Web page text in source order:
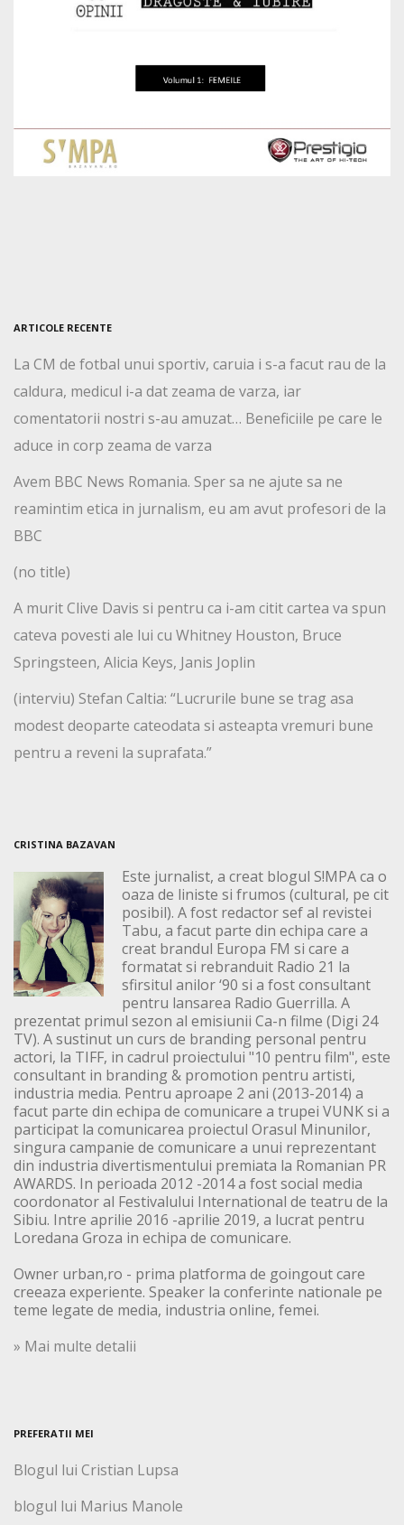
ARTICOLE RECENTE
La CM de fotbal unui sportiv, caruia i s-a facut rau de la
caldura, medicul i-a dat zeama de varza, iar
comentatorii nostri s-au amuzat… Beneficiile pe care le
aduce in corp zeama de varza
Avem BBC News Romania. Sper sa ne ajute sa ne
reamintim etica in jurnalism, eu am avut profesori de la
BBC
(no title)
A murit Clive Davis si pentru ca i-am citit cartea va spun
cateva povesti ale lui cu Whitney Houston, Bruce
Springsteen, Alicia Keys, Janis Joplin
(interviu) Stefan Caltia: “Lucrurile bune se trag asa
modest deoparte cateodata si asteapta vremuri bune
pentru a reveni la suprafata.”
CRISTINA BAZAVAN
Este jurnalist, a creat blogul S!MPA ca o
oaza de liniste si frumos (cultural, pe cit
posibil). A fost redactor sef al revistei
Tabu, a facut parte din echipa care a
creat brandul Europa FM si care a
formatat si rebranduit Radio 21 la
sfirsitul anilor ‘90 si a fost consultant
pentru lansarea Radio Guerrilla. A
prezentat primul sezon al emisiunii Ca-n filme (Digi 24
TV). A sustinut un curs de branding personal pentru
actori, la TIFF, in cadrul proiectului "10 pentru film", este
consultant in branding & promotion pentru artisti,
industria media. Pentru aproape 2 ani (2013-2014) a
facut parte din echipa de comunicare a trupei VUNK si a
participat la comunicarea proiectul Orasul Minunilor,
singura campanie de comunicare a unui reprezentant
din industria divertismentului premiata la Romanian PR
AWARDS. In perioada 2012 -2014 a fost social media
coordonator al Festivalului International de teatru de la
Sibiu. Intre aprilie 2016 -aprilie 2019, a lucrat pentru
Loredana Groza in echipa de comunicare.
Owner urban,ro - prima platforma de goingout care
creeaza experiente. Speaker la conferinte nationale pe
teme legate de media, industria online, femei.
» Mai multe detalii
PREFERATII MEI
Blogul lui Cristian Lupsa
blogul lui Marius Manole